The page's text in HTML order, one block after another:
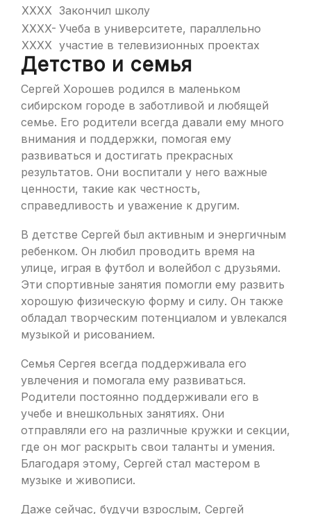
XXXX Закончил школу
XXXX-
XXXX
Учеба в университете, параллельно
участие в телевизионных проектах
Детство и семья
Сергей Хорошев родился в маленьком
сибирском городе в заботливой и любящей
семье. Его родители всегда давали ему много
внимания и поддержки, помогая ему
развиваться и достигать прекрасных
результатов. Они воспитали у него важные
ценности, такие как честность,
справедливость и уважение к другим.
В детстве Сергей был активным и энергичным
ребенком. Он любил проводить время на
улице, играя в футбол и волейбол с друзьями.
Эти спортивные занятия помогли ему развить
хорошую физическую форму и силу. Он также
обладал творческим потенциалом и увлекался
музыкой и рисованием.
Семья Сергея всегда поддерживала его
увлечения и помогала ему развиваться.
Родители постоянно поддерживали его в
учебе и внешкольных занятиях. Они
отправляли его на различные кружки и секции,
где он мог раскрыть свои таланты и умения.
Благодаря этому, Сергей стал мастером в
музыке и живописи.
Даже сейчас, будучи взрослым, Сергей